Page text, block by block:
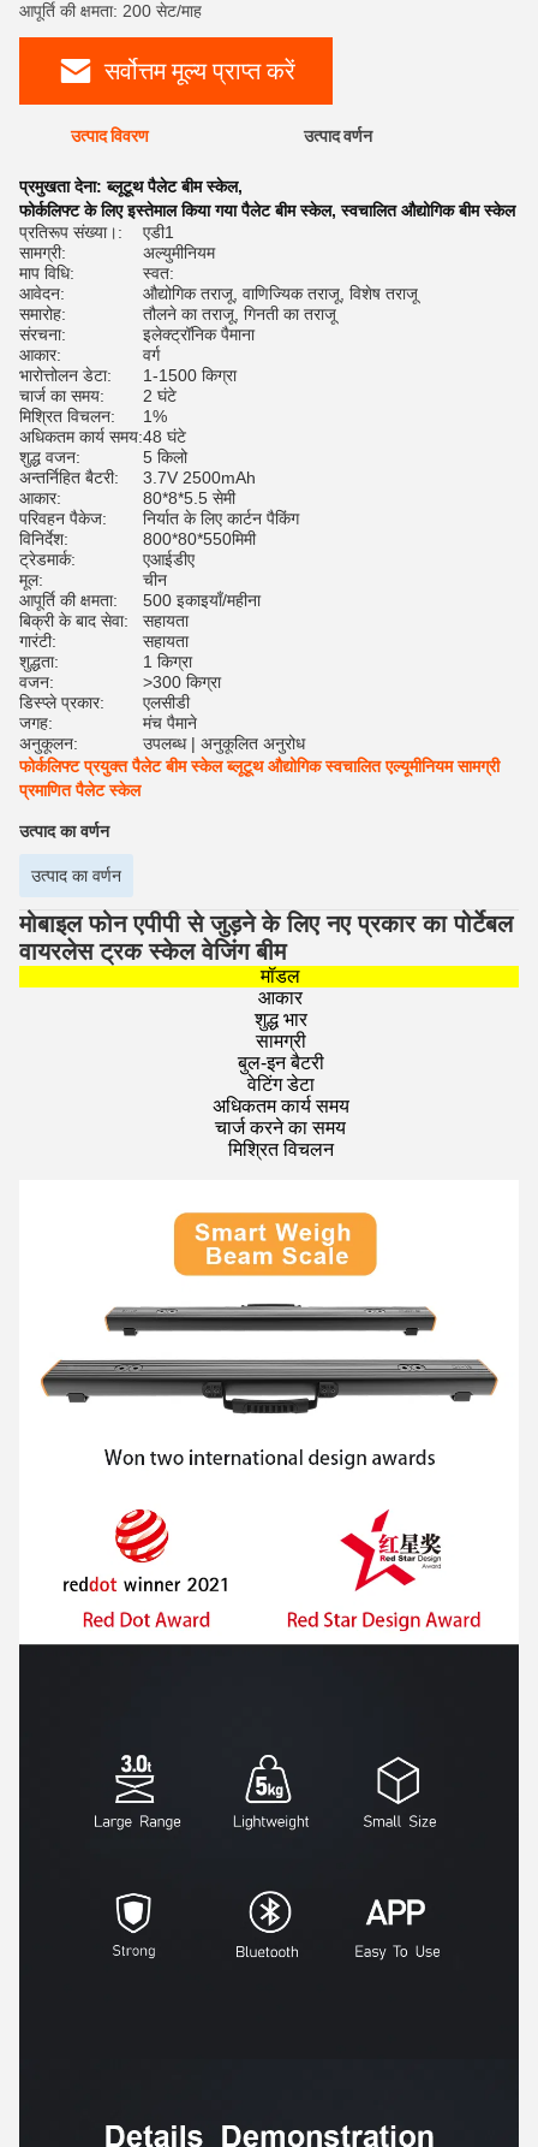
आपूर्ति की क्षमता: 200 सेट/माह
सर्वोत्तम मूल्य प्राप्त करें
उत्पाद विवरण उत्पाद वर्णन
प्रमुखता देना:ब्लूटूथ पैलेट बीम स्केल,
फोर्कलिफ्ट के लिए इस्तेमाल किया गया पैलेट बीम स्केल,स्वचालित औद्योगिक बीम स्केल
प्रतिरूप संख्या।:
एडी1
सामग्री:
अल्युमीनियम
माप विधि:
स्वत:
आवेदन:
औद्योगिक तराजू, वाणिज्यिक तराजू, विशेष तराजू
समारोह:
तौलने का तराजू, गिनती का तराजू
संरचना:
इलेक्ट्रॉनिक पैमाना
आकार:
वर्ग
भारोत्तोलन डेटा:
1-1500 किग्रा
चार्ज का समय:
2 घंटे
मिश्रित विचलन:
1%
अधिकतम कार्य समय:48 घंटे
शुद्ध वजन:
5 किलो
अन्तर्निहित बैटरी:
3.7V 2500mAh
आकार:
80*8*5.5 सेमी
परिवहन पैकेज:
निर्यात के लिए कार्टन पैकिंग
विनिर्देश:
800*80*550मिमी
ट्रेडमार्क:
एआईडीए
मूल:
चीन
आपूर्ति की क्षमता:
500 इकाइयाँ/महीना
बिक्री के बाद सेवा:
सहायता
गारंटी:
सहायता
शुद्धता:
1 किग्रा
वजन:
>300 किग्रा
डिस्प्ले प्रकार:
एलसीडी
जगह:
मंच पैमाने
अनुकूलन:
उपलब्ध | अनुकूलित अनुरोध
फोर्कलिफ्ट प्रयुक्त पैलेट बीम स्केल ब्लूटूथ औद्योगिक स्वचालित एल्यूमीनियम सामग्री
प्रमाणित पैलेट स्केल
उत्पाद का वर्णन
उत्पाद का वर्णन
मोबाइल फोन एपीपी से जुड़ने के लिए नए प्रकार का पोर्टेबल
वायरलेस ट्रक स्केल वेजिंग बीम
मॉडल
आकार
शुद्ध भार
सामग्री
बुल-इन बैटरी
वेटिंग डेटा
अधिकतम कार्य समय
चार्ज करने का समय
मिश्रित विचलन